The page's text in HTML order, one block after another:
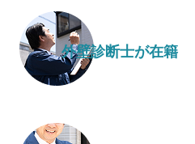
外壁診断士が在籍